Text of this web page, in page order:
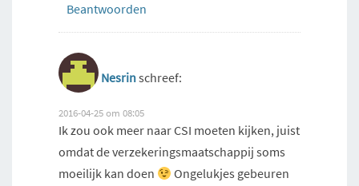
Beantwoorden
Nesrinschreef:
2016-04-25 om 08:05
Ik zou ook meer naar CSI moeten kijken, juist
omdat de verzekeringsmaatschappij soms
moeilijk kan doen
Ongelukjes gebeuren